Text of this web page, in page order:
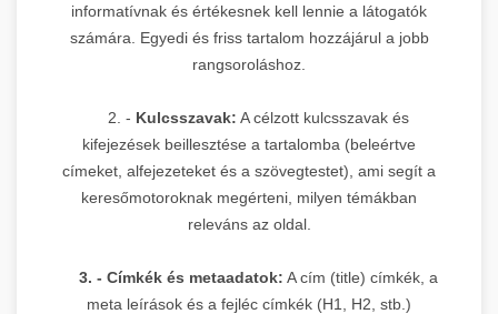
informatívnak és értékesnek kell lennie a látogatók
számára. Egyedi és friss tartalom hozzájárul a jobb
rangsoroláshoz.
2. - Kulcsszavak: A célzott kulcsszavak és
kifejezések beillesztése a tartalomba (beleértve
címeket, alfejezeteket és a szövegtestet), ami segít a
keresőmotoroknak megérteni, milyen témákban
releváns az oldal.
3. - Címkék és metaadatok: A cím (title) címkék, a
meta leírások és a fejléc címkék (H1, H2, stb.)